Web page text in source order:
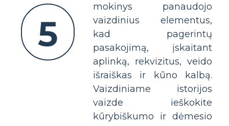
5
mokinys panaudojo
vaizdinius elementus,
kad pagerintų
pasakojimą, įskaitant
aplinką, rekvizitus, veido
išraiškas ir kūno kalbą.
Vaizdiniame istorijos
vaizde ieškokite
kūrybiškumo ir dėmesio